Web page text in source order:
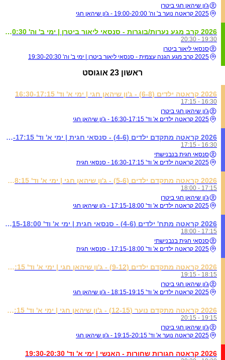
ג'ון שיהאן חגי ביטרן
2025 קראטה נוער ב' וה' 19:00-20:00 - ג'ון שיהאן חגי
2026 קרב מגע נערות/בוגרות - סנסאי ליאור ביטרן | ימי ב' וה' 19:30-20:30
19:30 - 20:30
סנסאי ליאור ביטרן
2025 קרב מגע הגנה עצמית - סנסאי ליאור ביטרן | ימי ב' וה' 19:30-20:30
ראשון 23 אוגוסט
2026 קראטה ילדים (6-8) - ג'ון שיהאן חגי | ימי א' וד' 16:30-17:15
16:30 - 17:15
ג'ון שיהאן חגי ביטרן
2025 קראטה ילדים א' וד' 16:30-17:15 - ג'ון שיהאן חגי
2026 קראטה מתקדם ילדים (4-6) - סנסאי חגית | ימי א' וד' 16:30-17:15
16:30 - 17:15
סנסאי חגית בנבנישתי
2025 קראטה ילדים א' וד' 16:30-17:15 - סנסאי חגית
2026 קראטה מתקדם ילדים (5-6) - ג'ון שיהאן חגי | ימי א' וד' 17:15-18:15
17:15 - 18:00
ג'ון שיהאן חגי ביטרן
2025 קראטה ילדים א' וד' 17:15-18:00 - ג'ון שיהאן חגי
2026 קראטה מתח' ילדים (4-6) - סנסאי חגית | ימי א' וד' 17:15-18:00
17:15 - 18:00
סנסאי חגית בנבנישתי
2025 קראטה ילדים א' וד' 17:15-18:00 - סנסאי חגית
2026 קראטה מתקדם ילדים (9-12) - ג'ון שיהאן חגי | ימי א' וד' 18:15-19:15
18:15 - 19:15
ג'ון שיהאן חגי ביטרן
2025 קראטה ילדים א' וד' 18:15-19:15 - ג'ון שיהאן חגי
2026 קראטה מתקדם נוער (12-15) - ג'ון שיהאן חגי | ימי א' וד' 19:15-20:15
19:15 - 20:15
ג'ון שיהאן חגי ביטרן
2025 קראטה נוער א' וד' 19:15-20:15 - ג'ון שיהאן חגי
2026 קראטה חגורות שחורות - האנשי | ימי א' וד' 19:30-20:30